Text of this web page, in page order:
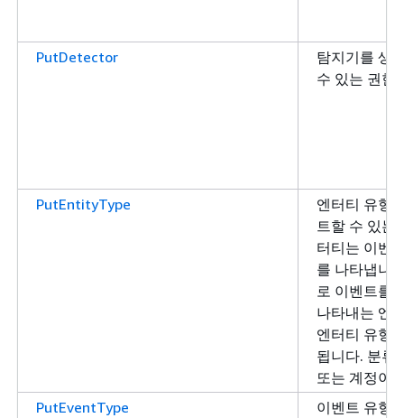
PutDetector
탐지기를 생
수 있는 권한
PutEntityType
엔터티 유형
트할 수 있는
터티는 이벤
를 나타냅니
로 이벤트를
나타내는 엔
엔터티 유형
됩니다. 분류
또는 계정이
PutEventType
이벤트 유형